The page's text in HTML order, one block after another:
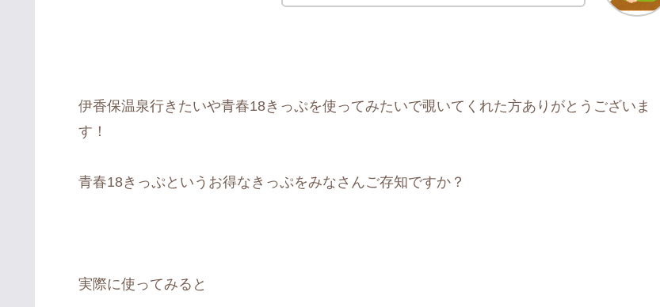
伊香保温泉行きたいや青春18きっぷを使ってみたいで覗いてくれた方ありがとうございま
す！
青春18きっぷというお得なきっぷをみなさんご存知ですか？
実際に使ってみると